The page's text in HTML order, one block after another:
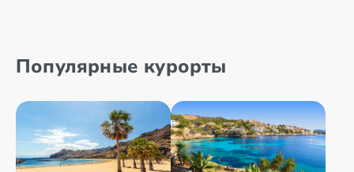
Популярные курорты